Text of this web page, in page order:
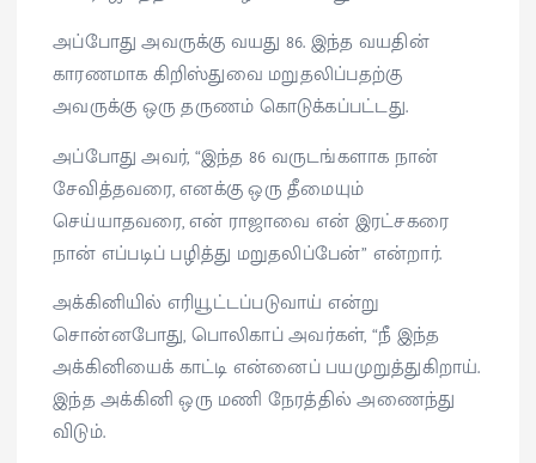
அப்போது அவருக்கு வயது 86. இந்த வயதின்
காரணமாக கிறிஸ்துவை மறுதலிப்பதற்கு
அவருக்கு ஒரு தருணம் கொடுக்கப்பட்டது.
அப்போது அவர், “இந்த 86 வருடங்களாக நான்
சேவித்தவரை, எனக்கு ஒரு தீமையும்
செய்யாதவரை, என் ராஜாவை என் இரட்சகரை
நான் எப்படிப் பழித்து மறுதலிப்பேன்” என்றார்.
அக்கினியில் எரியூட்டப்படுவாய் என்று
சொன்னபோது, பொலிகாப் அவர்கள், “நீ இந்த
அக்கினியைக் காட்டி என்னைப் பயமுறுத்துகிறாய்.
இந்த அக்கினி ஒரு மணி நேரத்தில் அணைந்து
விடும்.